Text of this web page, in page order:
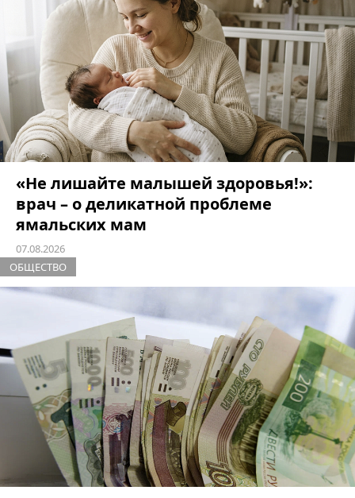
«Не лишайте малышей здоровья!»:
врач – о деликатной проблеме
ямальских мам
07.08.2026
ОБЩЕСТВО